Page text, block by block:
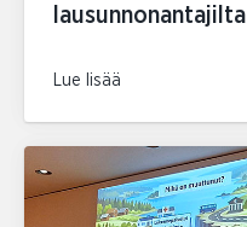
lausunnonantajilta
Lue lisää